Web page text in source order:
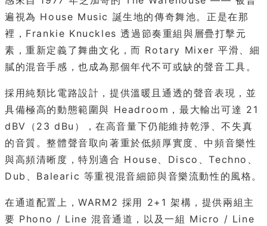
遍視為 House Music 誕生地的傳奇舞池。正是在那
裡，Frankie Knuckles 透過節奏重組與層疊打擊元
素，重新定義了舞曲文化，而 Rotary Mixer 平滑、細
膩的混音手感，也成為那個年代不可或缺的聲音工具。
採用純類比電路設計，提供溫暖且通透的聲音表現，並
具備極高的動態範圍與 Headroom，最大輸出可達 21
dBV（23 dBu），在高音量下仍能維持乾淨、不失真
的音質。整體聲音取向著重於低頻厚實度、中頻音樂性
與高頻清晰度，特別適合 House、Disco、Techno、
Dub、Balearic 等重視混音細節與音樂流動性的風格。
在通道配置上，WARM2 採用 2+1 架構，提供兩組主
要 Phono / Line 混音通道，以及一組 Micro / Line